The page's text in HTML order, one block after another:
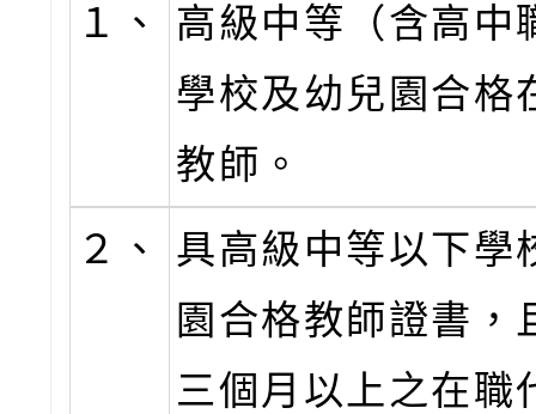
１、
高級中等（含高中
學校及幼兒園合格
教師。
２、
具高級中等以下學
園合格教師證書，
三個月以上之在職